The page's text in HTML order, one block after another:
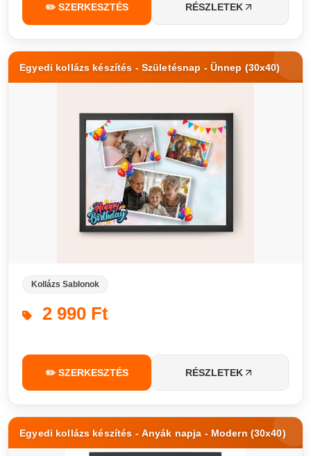
✏️ SZERKESZTÉS RÉSZLETEK
Egyedi kollázs készítés - Születésnap - Ünnep (30x40)
Kollázs Sablonok
2 990 Ft
✏️ SZERKESZTÉS RÉSZLETEK
Egyedi kollázs készítés - Anyák napja - Modern (30x40)